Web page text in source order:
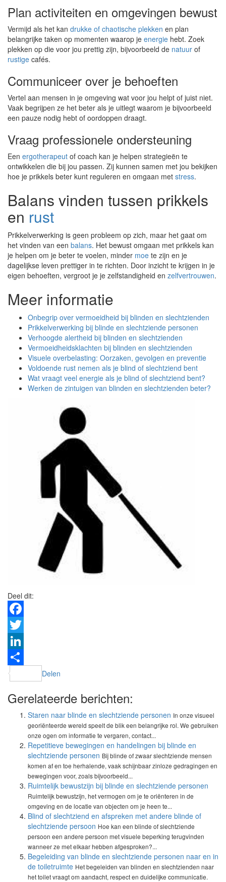
Plan activiteiten en omgevingen bewust
Vermijd als het kan drukke of chaotische plekken en plan
belangrijke taken op momenten waarop je energie hebt. Zoek
plekken op die voor jou prettig zijn, bijvoorbeeld de natuur of
rustige cafés.
Communiceer over je behoeften
Vertel aan mensen in je omgeving wat voor jou helpt of juist niet.
Vaak begrijpen ze het beter als je uitlegt waarom je bijvoorbeeld
een pauze nodig hebt of oordoppen draagt.
Vraag professionele ondersteuning
Een ergotherapeut of coach kan je helpen strategieën te
ontwikkelen die bij jou passen. Zij kunnen samen met jou bekijken
hoe je prikkels beter kunt reguleren en omgaan met stress.
Balans vinden tussen prikkels
en rust
Prikkelverwerking is geen probleem op zich, maar het gaat om
het vinden van een balans. Het bewust omgaan met prikkels kan
je helpen om je beter te voelen, minder moe te zijn en je
dagelijkse leven prettiger in te richten. Door inzicht te krijgen in je
eigen behoeften, vergroot je je zelfstandigheid en zelfvertrouwen.
Meer informatie
Onbegrip over vermoeidheid bij blinden en slechtzienden
Prikkelverwerking bij blinde en slechtziende personen
Verhoogde alertheid bij blinden en slechtzienden
Vermoeidheidsklachten bij blinden en slechtzienden
Visuele overbelasting: Oorzaken, gevolgen en preventie
Voldoende rust nemen als je blind of slechtziend bent
Wat vraagt veel energie als je blind of slechtziend bent?
Werken de zintuigen van blinden en slechtzienden beter?
Deel dit:
Facebook
Twitter
LinkedIn
Delen
Gerelateerde berichten:
Staren naar blinde en slechtziende personen In onze visueel
georiënteerde wereld speelt de blik een belangrijke rol. We gebruiken
onze ogen om informatie te vergaren, contact...
Repetitieve bewegingen en handelingen bij blinde en
slechtziende personen Bij blinde of zwaar slechtziende mensen
komen af en toe herhalende, vaak schijnbaar zinloze gedragingen en
bewegingen voor, zoals bijvoorbeeld...
Ruimtelijk bewustzijn bij blinde en slechtziende personen
Ruimtelijk bewustzijn, het vermogen om je te oriënteren in de
omgeving en de locatie van objecten om je heen te...
Blind of slechtziend en afspreken met andere blinde of
slechtziende persoon Hoe kan een blinde of slechtziende
persoon een andere persoon met visuele beperking terugvinden
wanneer ze met elkaar hebben afgesproken?...
Begeleiding van blinde en slechtziende personen naar en in
de toiletruimte Het begeleiden van blinden en slechtzienden naar
het toilet vraagt om aandacht, respect en duidelijke communicatie.